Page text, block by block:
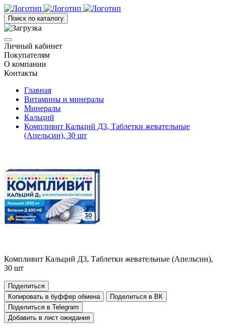
Поиск по каталогу
Личный кабинет
Покупателям
О компании
Контакты
Главная
Витамины и минералы
Минералы
Кальций
Компливит Кальций Д3, Таблетки жевательные
(Апельсин), 30 шт
Компливит Кальций Д3, Таблетки жевательные (Апельсин),
30 шт
Поделиться
Копировать в буффер обмена
Поделиться в ВК
Поделиться в Telegram
Добавить в лист ожидания